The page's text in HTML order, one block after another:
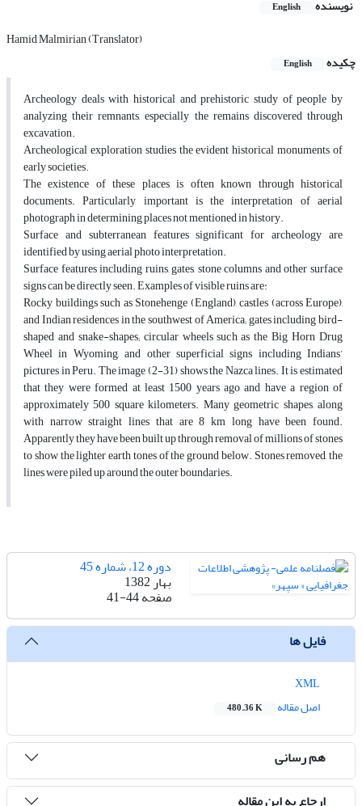
نویسنده English
Hamid Malmirian (Translator)
چکیده
English
Archeology deals with historical and prehistoric study of people by
analyzing their remnants, especially the remains discovered through
excavation.
Archeological exploration studies the evident historical monuments of
early societies.
The existence of these places is often known through historical
documents. Particularly important is the interpretation of aerial
photograph in determining places not mentioned in history.
Surface and subterranean features significant for archeology are
identified by using aerial photo interpretation.
Surface features including ruins, gates, stone columns and other surface
signs can be directly seen. Examples of visible ruins are:
Rocky buildings such as Stonehenge (England), castles (across Europe),
and Indian residences in the southwest of America; gates including bird-
shaped and snake-shapes; circular wheels such as the Big Horn Drug
Wheel in Wyoming, and other superficial signs including Indians’
pictures in Peru. The image (2-31) shows the Nazca lines. It is estimated
that they were formed at least 1500 years ago and have a region of
approximately 500 square kilometers. Many geometric shapes, along
with narrow straight lines that are 8 km long have been found.
Apparently they have been built up through removal of millions of stones
to show the lighter earth tones of the ground below. Stones removed, the
lines were piled up around the outer boundaries.
دوره 12، شماره 45
بهار 1382
صفحه41-44
فایل ها
اصل مقاله
480.36 K
هم رسانی
ارجاع به این مقاله